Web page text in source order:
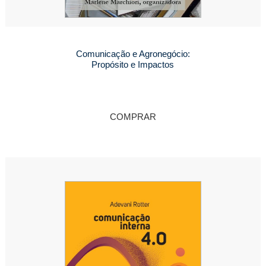
Comunicação e Agronegócio:
Propósito e Impactos
COMPRAR